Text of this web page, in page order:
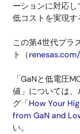
ーションに対応
低コストを実現す
この第4世代プラ
ト（
「GaNと低電圧
値」については
グ「How Your
from GaN and
い。